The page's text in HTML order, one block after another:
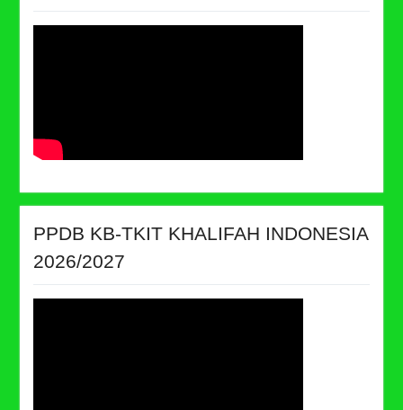
PPDB KB-TKIT KHALIFAH INDONESIA
2026/2027